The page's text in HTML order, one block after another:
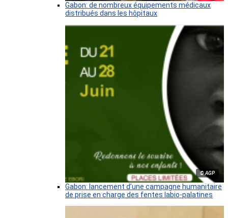
Gabon: de nombreux équipements médicaux
distribués dans les hôpitaux
© AGP
Gabon: lancement d’une campagne humanitaire
de prise en charge des fentes labio-palatines